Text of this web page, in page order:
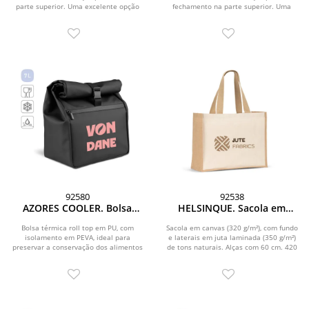
parte superior. Uma excelente opção
fechamento na parte superior. Uma
92580
AZORES COOLER. Bolsa
isolamento em PEVA (7L)
Bolsa térmica roll top em PU, com
isolamento em PEVA, ideal para
preservar a conservação dos alimentos
92538
HELSINQUE. Sacola em
fundo e laterais em juta
laminada (350 g/m²) de tons
naturais
Sacola em canvas (320 g/m²), com fundo
e laterais em juta laminada (350 g/m²)
de tons naturais. Alças com 60 cm. 420